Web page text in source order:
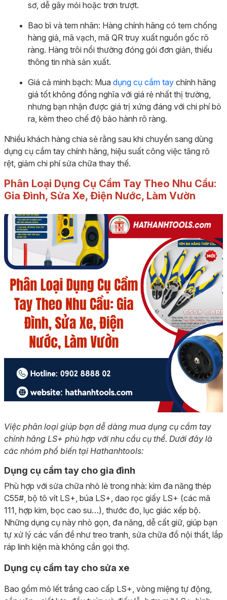
sơ, dễ gây mỏi hoặc trơn trượt.
Bao bì và tem nhãn: Hàng chính hãng có tem chống
hàng giả, mã vạch, mã QR truy xuất nguồn gốc rõ
ràng. Hàng trôi nổi thường đóng gói đơn giản, thiếu
thông tin nhà sản xuất.
Giá cả minh bạch: Mua dụng cụ cầm tay chính hãng
giá tốt không đồng nghĩa với giá rẻ nhất thị trường,
nhưng bạn nhận được giá trị xứng đáng với chi phí bỏ
ra, kèm theo chế độ bảo hành rõ ràng.
Nhiều khách hàng chia sẻ rằng sau khi chuyển sang dùng
dụng cụ cầm tay chính hãng, hiệu suất công việc tăng rõ
rệt, giảm chi phí sửa chữa thay thế.
Phân Loại Dụng Cụ Cầm Tay Theo Nhu Cầu:
Gia Đình, Sửa Xe, Điện Nước, Làm Vườn
Việc phân loại giúp bạn dễ dàng mua dụng cụ cầm tay
chính hãng LS+ phù hợp với nhu cầu cụ thể. Dưới đây là
các nhóm phổ biến tại Hathanhtools:
Dụng cụ cầm tay cho gia đình
Phù hợp với sửa chữa nhỏ lẻ trong nhà: kìm đa năng thép
C55#, bộ tô vít LS+, búa LS+, dao rọc giấy LS+ (các mã
111, hợp kim, bọc cao su…), thước đo, lục giác xếp bộ.
Những dụng cụ này nhỏ gọn, đa năng, dễ cất giữ, giúp bạn
tự xử lý các vấn đề như treo tranh, sửa chữa đồ nội thất, lắp
ráp linh kiện mà không cần gọi thợ.
Dụng cụ cầm tay cho sửa xe
Bao gồm mỏ lết trắng cao cấp LS+, vòng miệng tự động,